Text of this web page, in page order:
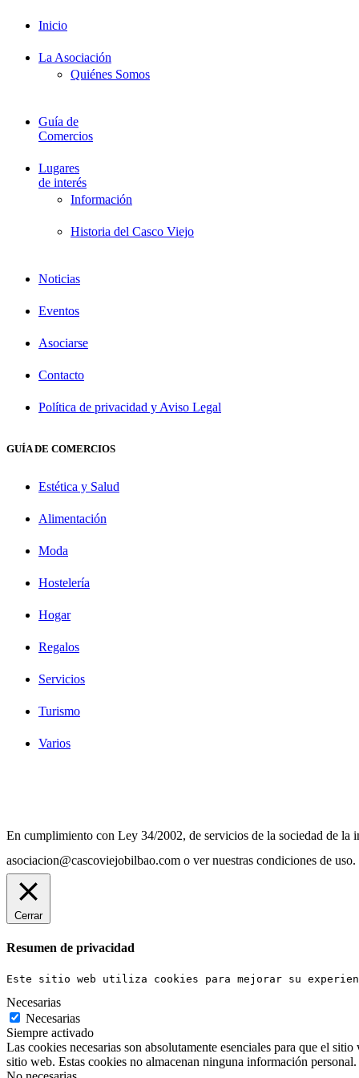
Inicio
La Asociación
Quiénes Somos
Guía de
Comercios
Lugares
de interés
Información
Historia del Casco Viejo
Noticias
Eventos
Asociarse
Contacto
Política de privacidad y Aviso Legal
GUÍA DE COMERCIOS
Estética y Salud
Alimentación
Moda
Hostelería
Hogar
Regalos
Servicios
Turismo
Varios
En cumplimiento con Ley 34/2002, de servicios de la sociedad de la
asociacion@cascoviejobilbao.com o ver nuestras condiciones de uso.
Cerrar
Resumen de privacidad
Este sitio web utiliza cookies para mejorar su
Necesarias
Necesarias
Siempre activado
Las cookies necesarias son absolutamente esenciales para que el
sitio web. Estas cookies no almacenan ninguna información personal.